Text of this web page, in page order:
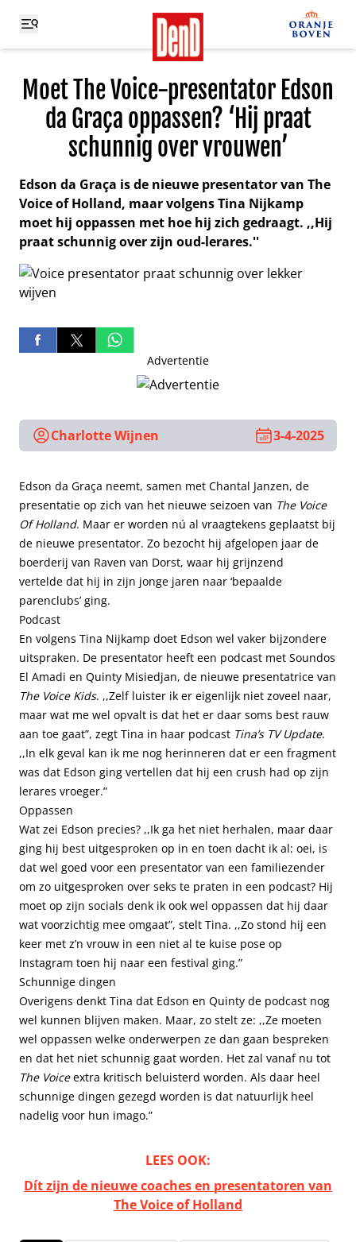
Moet The Voice-presentator Edson
da Graça oppassen? ‘Hij praat
schunnig over vrouwen’
Edson da Graça is de nieuwe presentator van The
Voice of Holland, maar volgens Tina Nijkamp
moet hij oppassen met hoe hij zich gedraagt. ,,Hij
praat schunnig over zijn oud-lerares.''
Advertentie
Charlotte Wijnen 3-4-2025
Edson da Graça neemt, samen met Chantal Janzen, de
presentatie op zich van het nieuwe seizoen van The Voice
Of Holland. Maar er worden nú al vraagtekens geplaatst bij
de nieuwe presentator. Zo bezocht hij afgelopen jaar de
boerderij van Raven van Dorst, waar hij grijnzend
vertelde dat hij in zijn jonge jaren naar ‘bepaalde
parenclubs’ ging.
Podcast
En volgens Tina Nijkamp doet Edson wel vaker bijzondere
uitspraken. De presentator heeft een podcast met Soundos
El Amadi en Quinty Misiedjan, de nieuwe presentatrice van
The Voice Kids. ,,Zelf luister ik er eigenlijk niet zoveel naar,
maar wat me wel opvalt is dat het er daar soms best rauw
aan toe gaat”, zegt Tina in haar podcast Tina’s TV Update.
,,In elk geval kan ik me nog herinneren dat er een fragment
was dat Edson ging vertellen dat hij een crush had op zijn
lerares vroeger.”
Oppassen
Wat zei Edson precies? ,,Ik ga het niet herhalen, maar daar
ging hij best uitgesproken op in en toen dacht ik al: oei, is
dat wel goed voor een presentator van een familiezender
om zo uitgesproken over seks te praten in een podcast? Hij
moet op zijn socials denk ik ook wel oppassen dat hij daar
wat voorzichtig mee omgaat”, stelt Tina. ,,Zo stond hij een
keer met z’n vrouw in een niet al te kuise pose op
Instagram toen hij naar een festival ging.”
Schunnige dingen
Overigens denkt Tina dat Edson en Quinty de podcast nog
wel kunnen blijven maken. Maar, zo stelt ze: ,,Ze moeten
wel oppassen welke onderwerpen ze dan gaan bespreken
en dat het niet schunnig gaat worden. Het zal vanaf nu tot
The Voiceextra kritisch beluisterd worden. Als daar heel
schunnige dingen gezegd worden is dat natuurlijk heel
nadelig voor hun imago.”
LEES OOK:
Dít zijn de nieuwe coaches en presentatoren van
The Voice of Holland